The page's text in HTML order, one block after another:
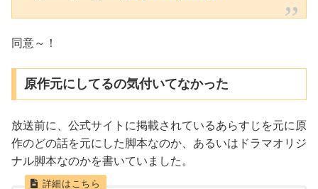
同意～！
原作元にしてるの気付いてなかった
放送前に、公式サイトに掲載されているあらすじを元に原
作のどの話を元にした脚本なのか、あるいはドラマオリジ
ナル脚本なのかを書いていました。